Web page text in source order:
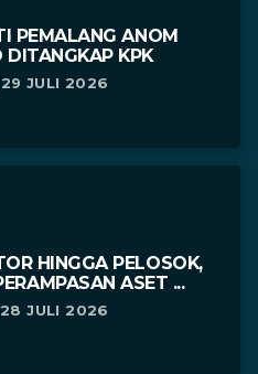
PEMALANG ANOM
KPK
JULI 2026
HINGGA PELOSOK,
ASET ...
JULI 2026